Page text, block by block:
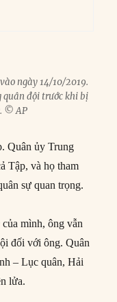
ngày 14/10/2019.
quân đội trước khi bị
© AP
Quân ủy Trung
Tập, và họ tham
sự quan trọng.
mình, ông vẫn
đối với ông. Quân
– Lục quân, Hải
lửa.